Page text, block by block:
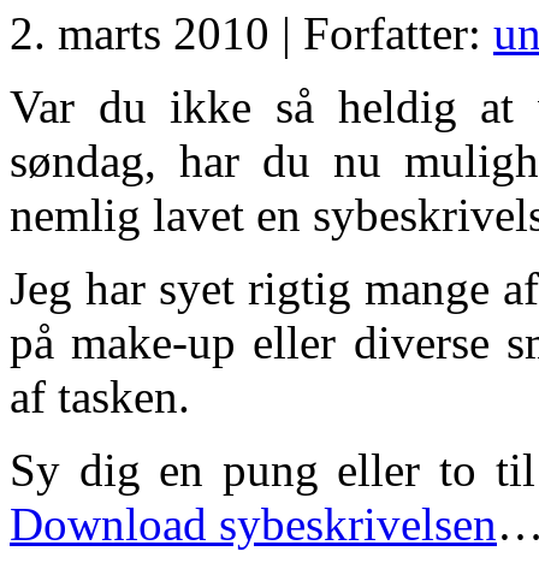
2. marts 2010 | Forfatter:
Var du ikke så heldig at
søndag, har du nu
nemlig lavet en
Jeg har syet rigtig mange
på make-up eller diverse
af tasken.
Sy dig en pung eller to
Download sybeskrivelsen